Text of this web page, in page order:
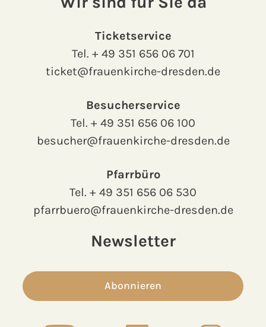
Ticketservice
Tel. + 49 351 656 06 701
ticket@frauenkirche-dresden.de
Besucherservice
Tel. + 49 351 656 06 100
besucher@frauenkirche-dresden.de
Pfarrbüro
Tel. + 49 351 656 06 530
pfarrbuero@frauenkirche-dresden.de
Newsletter
Abonnieren